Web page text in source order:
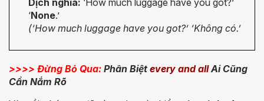
‘None.’
(‘How much luggage have you got?’ ‘Không có.’
>>>> Đừng Bỏ Qua: Phân Biệt every and allAi Cũng
Cần Nắm Rõ